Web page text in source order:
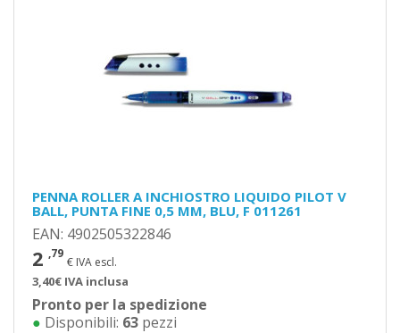
PENNA ROLLER A INCHIOSTRO LIQUIDO PILOT V
BALL, PUNTA FINE 0,5 MM, BLU, F 011261
EAN: 4902505322846
2 ,79
€ IVA escl.
3,40€ IVA inclusa
Pronto per la spedizione
● Disponibili: 63 pezzi